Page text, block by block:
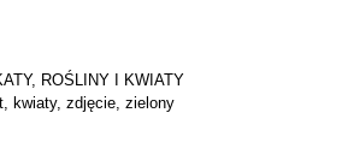
, ROŚLINY I KWIATY
, kwiaty, zdjęcie, zielony